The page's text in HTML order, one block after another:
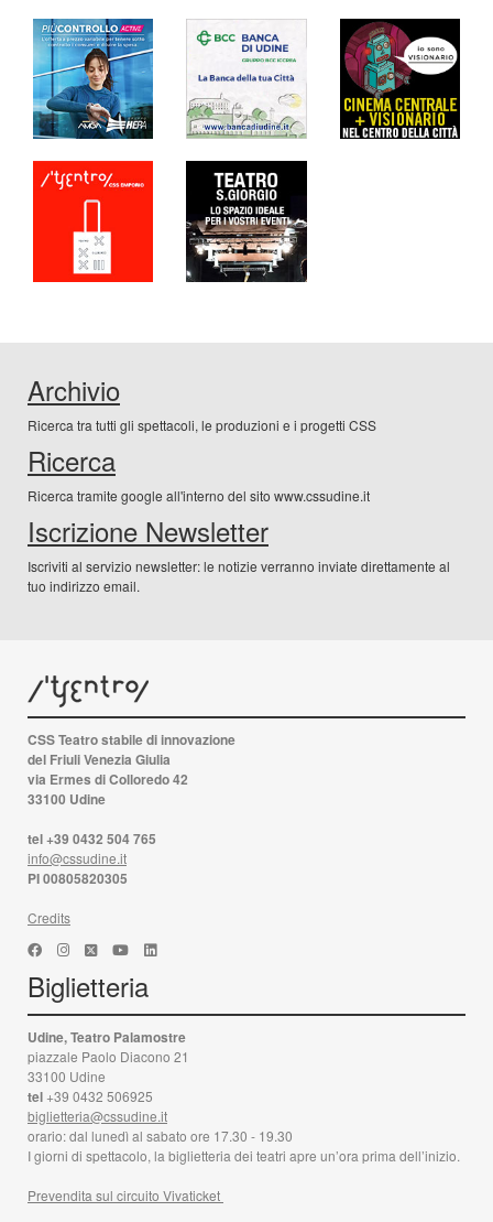
Archivio
Ricerca tra tutti gli spettacoli, le produzioni e i progetti CSS
Ricerca
Ricerca tramite google all'interno del sito www.cssudine.it
Iscrizione Newsletter
Iscriviti al servizio newsletter: le notizie verranno inviate direttamente al
tuo indirizzo email.
CSS Teatro stabile di innovazione
del Friuli Venezia Giulia
via Ermes di Colloredo 42
33100 Udine
tel +39 0432 504 765
info@cssudine.it
PI 00805820305
Credits
Biglietteria
Udine, Teatro Palamostre
piazzale Paolo Diacono 21
33100 Udine
tel +39 0432 506925
biglietteria@cssudine.it
orario: dal lunedì al sabato ore 17.30 - 19.30
I giorni di spettacolo, la biglietteria dei teatri apre un’ora prima dell’inizio.
Prevendita sul circuito Vivaticket